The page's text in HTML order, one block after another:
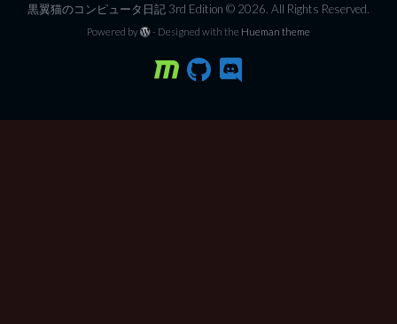
黒翼猫のコンピュータ日記 3rd Edition © 2026. All Rights Reserved.
Powered by - Designed with the Hueman theme